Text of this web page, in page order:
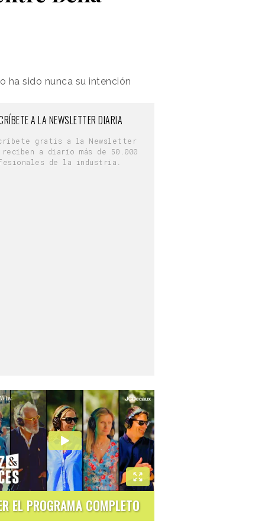
ha sido nunca su intención
A LA NEWSLETTER DIARIA
gratis a la Newsletter
reciben a diario más de 50.000
de la industria.
EL PROGRAMA COMPLETO